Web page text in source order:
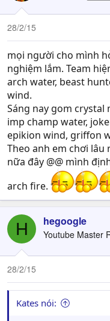
28/2/15
mọi người cho mình
nghiệm lắm. Team
arch water, beast
wind.
Sáng nay gom
imp champ water,
epikion wind, griffon
Theo anh em chơi
nữa đây @@ mình
arch fire.
H hegoogle
Youtube Master
28/2/15
Kates nói: